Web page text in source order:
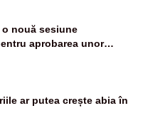
nouă sesiune
aprobarea unor
ar putea crește abia în